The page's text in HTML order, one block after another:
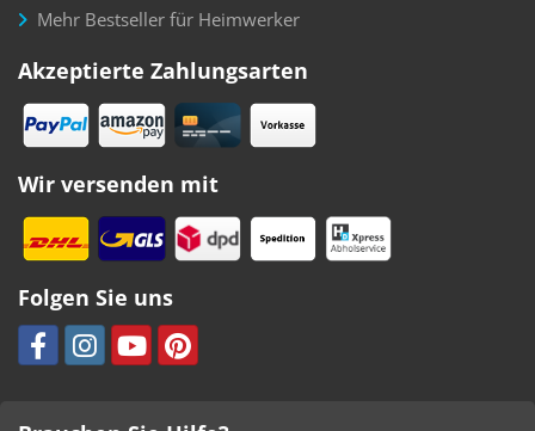
Mehr Bestseller für Heimwerker
Akzeptierte Zahlungsarten
Wir versenden mit
Folgen Sie uns